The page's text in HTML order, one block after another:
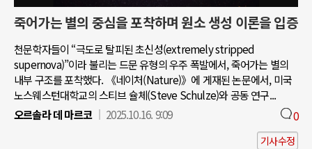
죽어가는 별의 중심을 포착하며 원소 생성 이론을 입증
천문학자들이 “극도로 탈피된 초신성(extremely stripped
supernova)”이라 불리는 드문 유형의 우주 폭발에서, 죽어가는 별의
내부 구조를 포착했다. 《네이처(Nature)》에 게재된 논문에서, 미국
노스웨스턴대학교의 스티브 슐체(Steve Schulze)와 공동 연구...
오르솔라 데 마르코
2025.10.16. 9:09 0
기사수정